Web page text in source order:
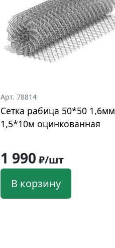
Арт. 78814
Сетка рабица 50*50 1,6мм
1,5*10м оцинкованная
1 990 ₽/шт
В корзину